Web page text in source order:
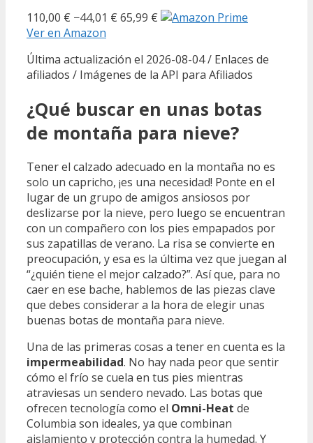
110,00 € −44,01 € 65,99 €
Ver en Amazon
Última actualización el 2026-08-04 / Enlaces de
afiliados / Imágenes de la API para Afiliados
¿Qué buscar en unas botas
de montaña para nieve?
Tener el calzado adecuado en la montaña no es
solo un capricho, ¡es una necesidad! Ponte en el
lugar de un grupo de amigos ansiosos por
deslizarse por la nieve, pero luego se encuentran
con un compañero con los pies empapados por
sus zapatillas de verano. La risa se convierte en
preocupación, y esa es la última vez que juegan al
“¿quién tiene el mejor calzado?”. Así que, para no
caer en ese bache, hablemos de las piezas clave
que debes considerar a la hora de elegir unas
buenas botas de montaña para nieve.
Una de las primeras cosas a tener en cuenta es la
impermeabilidad. No hay nada peor que sentir
cómo el frío se cuela en tus pies mientras
atraviesas un sendero nevado. Las botas que
ofrecen tecnología como el Omni-Heat de
Columbia son ideales, ya que combinan
aislamiento y protección contra la humedad. Y